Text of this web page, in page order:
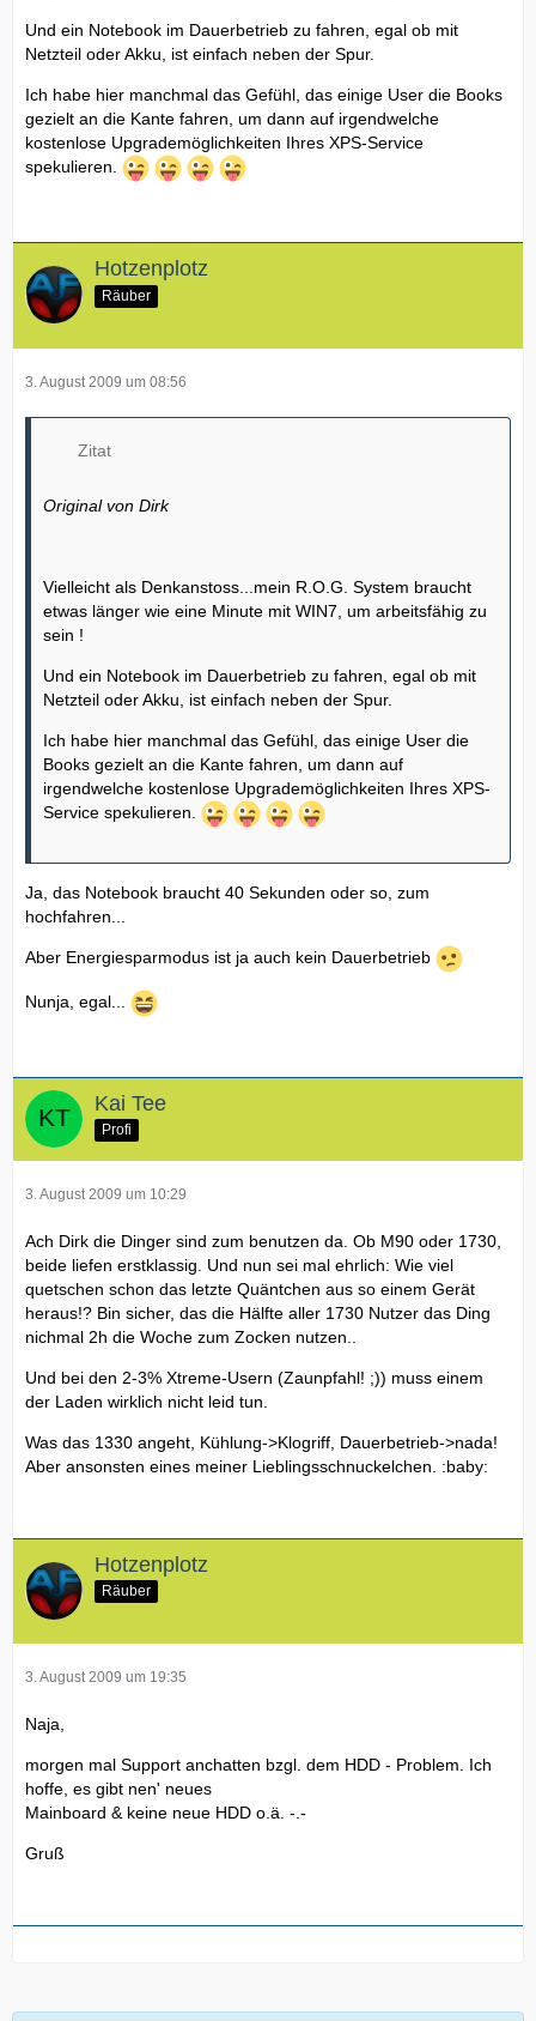
Und ein Notebook im Dauerbetrieb zu fahren, egal ob mit
Netzteil oder Akku, ist einfach neben der Spur.
Ich habe hier manchmal das Gefühl, das einige User die Books
gezielt an die Kante fahren, um dann auf irgendwelche
kostenlose Upgrademöglichkeiten Ihres XPS-Service
spekulieren.
Hotzenplotz
Räuber
3. August 2009 um 08:56
Zitat
Original von Dirk
Vielleicht als Denkanstoss...mein R.O.G. System braucht
etwas länger wie eine Minute mit WIN7, um arbeitsfähig zu
sein !
Und ein Notebook im Dauerbetrieb zu fahren, egal ob mit
Netzteil oder Akku, ist einfach neben der Spur.
Ich habe hier manchmal das Gefühl, das einige User die
Books gezielt an die Kante fahren, um dann auf
irgendwelche kostenlose Upgrademöglichkeiten Ihres XPS-
Service spekulieren.
Ja, das Notebook braucht 40 Sekunden oder so, zum
hochfahren...
Aber Energiesparmodus ist ja auch kein Dauerbetrieb
Nunja, egal...
Kai Tee
Profi
3. August 2009 um 10:29
Ach Dirk die Dinger sind zum benutzen da. Ob M90 oder 1730,
beide liefen erstklassig. Und nun sei mal ehrlich: Wie viel
quetschen schon das letzte Quäntchen aus so einem Gerät
heraus!? Bin sicher, das die Hälfte aller 1730 Nutzer das Ding
nichmal 2h die Woche zum Zocken nutzen..
Und bei den 2-3% Xtreme-Usern (Zaunpfahl! ;)) muss einem
der Laden wirklich nicht leid tun.
Was das 1330 angeht, Kühlung->Klogriff, Dauerbetrieb->nada!
Aber ansonsten eines meiner Lieblingsschnuckelchen. :baby:
Hotzenplotz
Räuber
3. August 2009 um 19:35
Naja,
morgen mal Support anchatten bzgl. dem HDD - Problem. Ich
hoffe, es gibt nen' neues
Mainboard & keine neue HDD o.ä. -.-
Gruß